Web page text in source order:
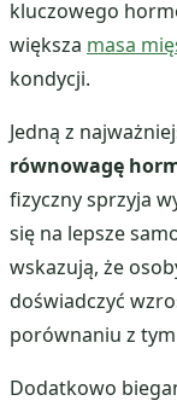
kluczowego
większa masa
kondycji.
Jedną z
równowagę
fizyczny sprzyja
się na lepsze
wskazują, że
doświadczyć
porównaniu z
Dodatkowo